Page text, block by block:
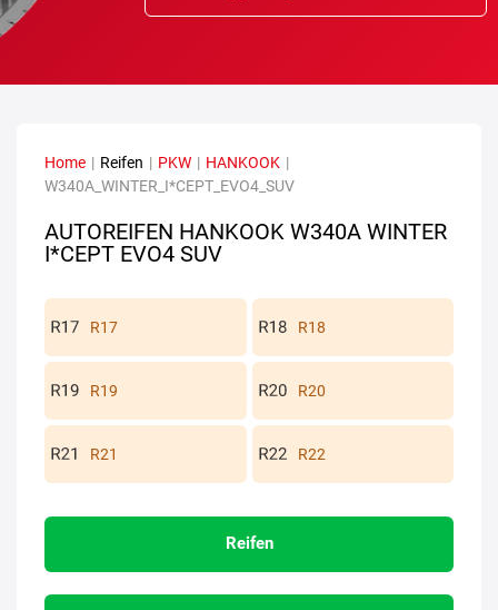
Home | Reifen | PKW | HANKOOK |
W340A_WINTER_I*CEPT_EVO4_SUV
AUTOREIFEN HANKOOK W340A WINTER
I*CEPT EVO4 SUV
R17 R18
R19 R20
R21 R22
Reifen